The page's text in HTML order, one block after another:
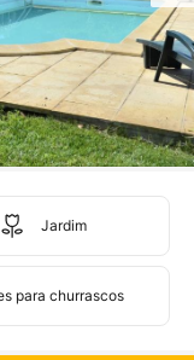
Jardim
para churrascos